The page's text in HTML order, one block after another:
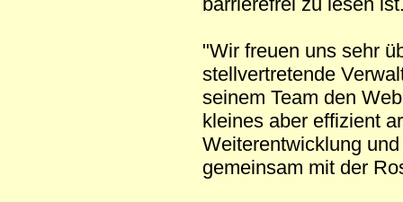
"Wir freuen uns sehr
stellvertretende
seinem Team den
kleines aber effizient
Weiterentwicklung
gemeinsam mit der